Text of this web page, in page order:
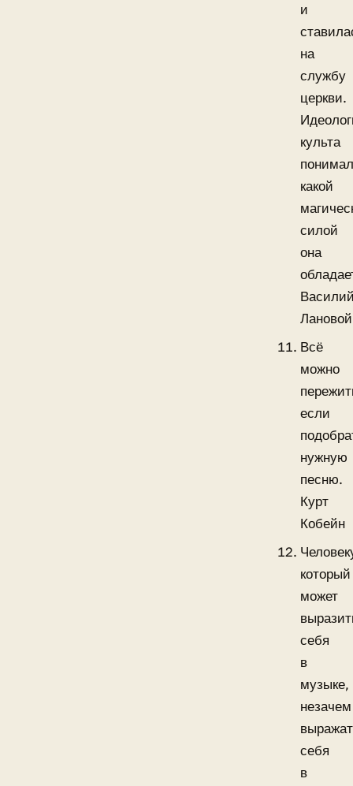
и
на
службу
церкви.
культа
какой
силой
она
Лановой
Всё
можно
если
нужную
песню.
Курт
Кобейн
который
может
себя
в
музыке,
незачем
себя
в